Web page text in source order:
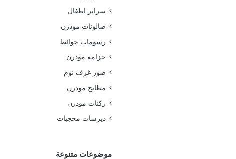
سراير اطفال
صالونات مودرن
رسومات حوائط
جزامة مودرن
صور غرف نوم
مطابخ مودرن
ركنات مودرن
ديرسات محجبات
موضوعات متنوعة